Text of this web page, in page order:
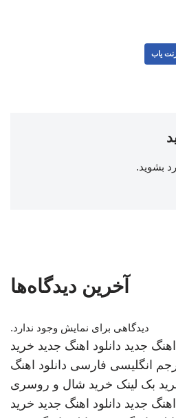
یاب
بشوید.
آخرین دیدگاه‌ها
دیدگاهی برای نمایش وجود ندارد.
اهنگ جدید دانلود اهنگ جدید خرید
انگلیسی فارسی دانلود اهنگ
بک لینک خرید شال و روسری
اهنگ جدید دانلود اهنگ جدید خرید